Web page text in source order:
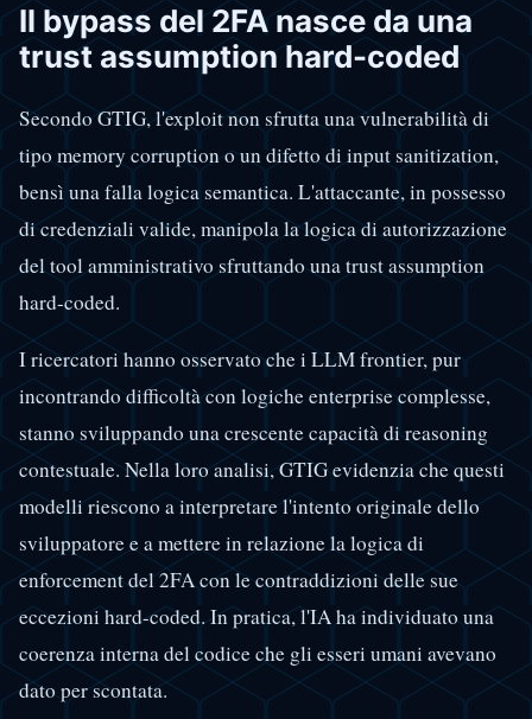
Il bypass del 2FA nasce da una
trust assumption hard-coded
Secondo GTIG, l'exploit non sfrutta una vulnerabilità di
tipo memory corruption o un difetto di input sanitization,
bensì una falla logica semantica. L'attaccante, in possesso
di credenziali valide, manipola la logica di autorizzazione
del tool amministrativo sfruttando una trust assumption
hard-coded.
I ricercatori hanno osservato che i LLM frontier, pur
incontrando difficoltà con logiche enterprise complesse,
stanno sviluppando una crescente capacità di reasoning
contestuale. Nella loro analisi, GTIG evidenzia che questi
modelli riescono a interpretare l'intento originale dello
sviluppatore e a mettere in relazione la logica di
enforcement del 2FA con le contraddizioni delle sue
eccezioni hard-coded. In pratica, l'IA ha individuato una
coerenza interna del codice che gli esseri umani avevano
dato per scontata.